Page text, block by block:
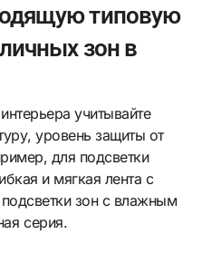
типовую
зон в
учитывайте
уровень защиты от
для подсветки
и мягкая лента с
зон с влажным
серия.